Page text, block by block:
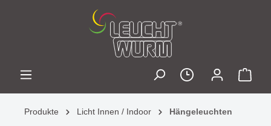
Produkte Licht Innen / Indoor Hängeleuchten